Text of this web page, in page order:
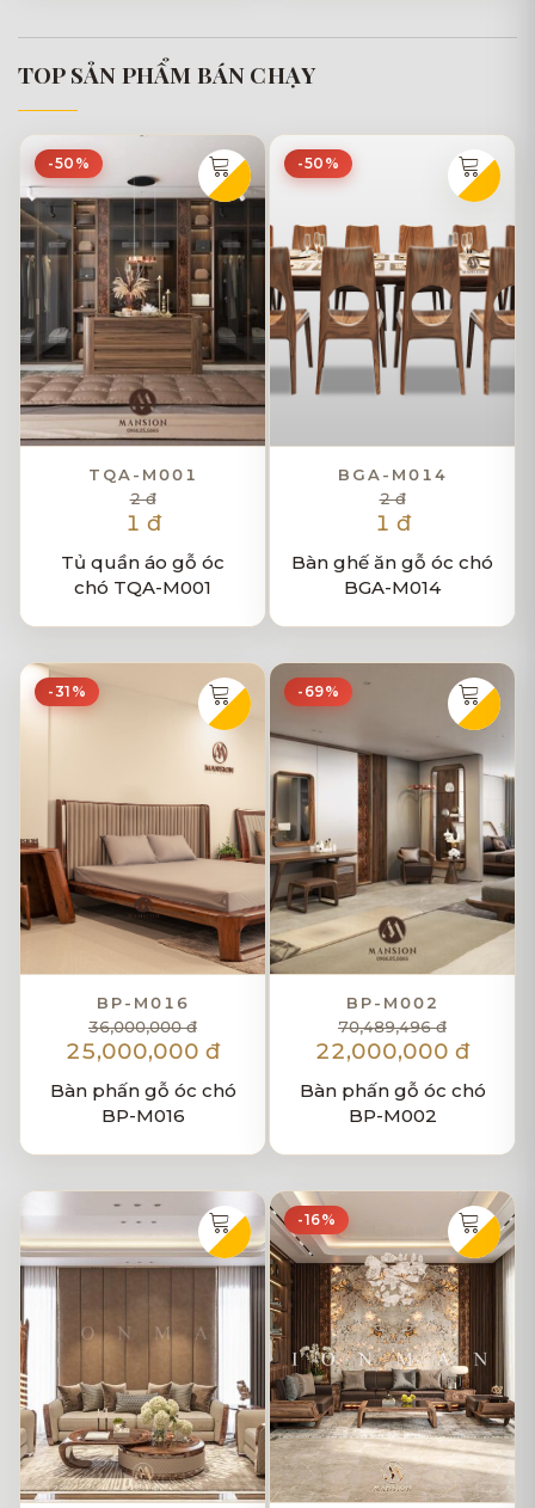
TOP SẢN PHẨM BÁN CHẠY
-50%
TQA-M001
2 đ
1 đ
Tủ quần áo gỗ óc
chó TQA-M001
-50%
BGA-M014
2 đ
1 đ
Bàn ghế ăn gỗ óc chó
BGA-M014
-31%
BP-M016
36,000,000 đ
25,000,000 đ
Bàn phấn gỗ óc chó
BP-M016
-69%
BP-M002
70,489,496 đ
22,000,000 đ
Bàn phấn gỗ óc chó
BP-M002
-16%